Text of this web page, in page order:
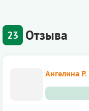
23 Отзыва
Ангелина Р.